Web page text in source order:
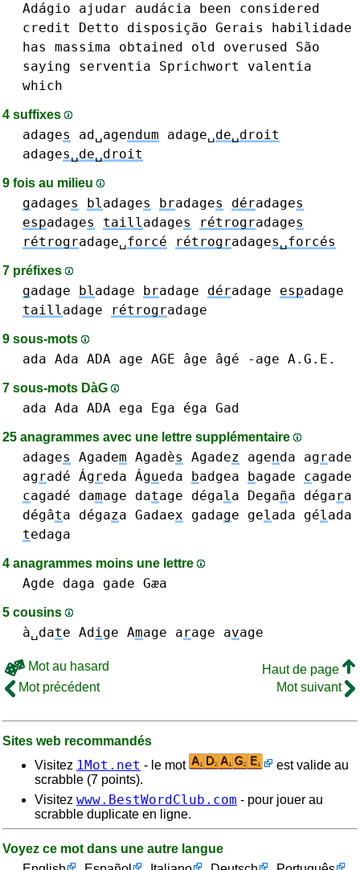
Adágio ajudar audácia been
considered
credit
Detto disposição Gerais
habilidade
has
massima obtained old overused
São
saying
serventia Sprichwort
valentia
which
4 suffixes
adages ad␣agendum adage␣de␣droit
adages␣de␣droit
9 fois au milieu
gadages bladages bradages déradages
espadages tailladages rétrogradages
rétrogradage␣forcé rétrogradages␣forcés
7 préfixes
gadage bladage bradage déradage espadage
tailladage rétrogradage
9 sous-mots
ada Ada ADA age AGE âge âgé -age A.G.E.
7 sous-mots DàG
ada Ada ADA ega Ega éga Gad
25 anagrammes avec une lettre supplémentaire
adages Agadem Agadès Agadez agenda agrade
agradé Ágreda Águeda badgea bagade cagade
cagadé damage datage dégala Degaña dégara
dégâta dégaza Gadaex gadage gelada gélada
tedaga
4 anagrammes moins une lettre
Agde daga gade Gæa
5 cousins
à␣date Adige Amage arage avage
Mot au hasard
Haut de page
Mot précédent
Mot suivant
Sites web recommandés
Visitez 1Mot.net - le mot
est valide au
scrabble (7 points).
Visitez www.BestWordClub.com - pour jouer au
scrabble duplicate en ligne.
Voyez ce mot dans une autre langue